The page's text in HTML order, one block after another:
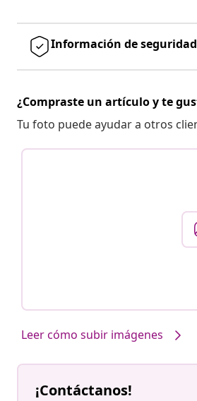
Información de
¿Compraste un artículo y te
Tu foto puede ayudar a otros
Leer cómo subir imágenes
¡Contáctanos!